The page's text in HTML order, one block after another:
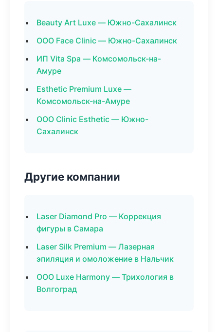
Beauty Art Luxe — Южно-Сахалинск
ООО Face Clinic — Южно-Сахалинск
ИП Vita Spa — Комсомольск-на-
Амуре
Esthetic Premium Luxe —
Комсомольск-на-Амуре
ООО Clinic Esthetic — Южно-
Сахалинск
Другие компании
Laser Diamond Pro — Коррекция
фигуры в Самара
Laser Silk Premium — Лазерная
эпиляция и омоложение в Нальчик
ООО Luxe Harmony — Трихология в
Волгоград